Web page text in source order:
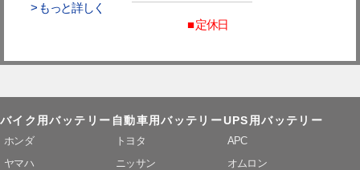
> もっと詳しく
■ 定休日
バイク用バッテリー
ホンダ
ヤマハ
自動車用バッテリー
トヨタ
ニッサン
UPS用バッテリー
APC
オムロン